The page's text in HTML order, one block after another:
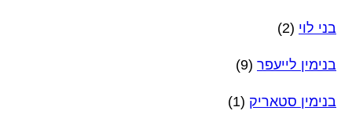
בני לוי (2)
בנימין לייעפר (9)
בנימין סטאריק (1)